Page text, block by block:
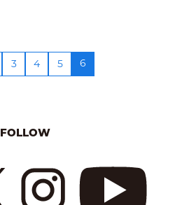
3 4 5 6
FOLLOW